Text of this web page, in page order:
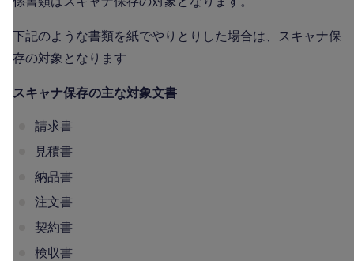
下記のような書類を紙でやりとりした場合は、スキャナ保
存の対象となります
スキャナ保存の主な対象文書
請求書
見積書
納品書
注文書
契約書
検収書